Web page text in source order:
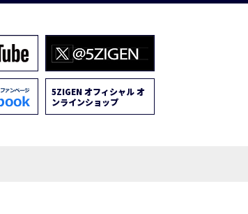
5ZIGEN オフィシャル オ
ンラインショップ